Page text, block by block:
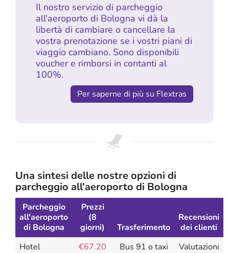
Il nostro servizio di parcheggio
all'aeroporto di Bologna vi dà la
libertà di cambiare o cancellare la
vostra prenotazione se i vostri piani di
viaggio cambiano. Sono disponibili
voucher e rimborsi in contanti al
100%.
Per saperne di più su Flextras
Una sintesi delle nostre opzioni di
parcheggio all'aeroporto di Bologna
Parcheggio
all'aeroporto
di Bologna
Prezzi
(8
giorni)
Trasferimento
Recensioni
dei clienti
Hotel
€67.20 Bus 91 o taxi
Valutazioni